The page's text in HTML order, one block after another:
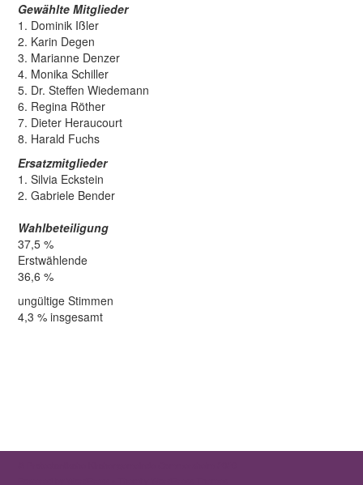
Gewählte Mitglieder
1. Dominik Ißler
2. Karin Degen
3. Marianne Denzer
4. Monika Schiller
5. Dr. Steffen Wiedemann
6. Regina Röther
7. Dieter Heraucourt
8. Harald Fuchs
Ersatzmitglieder
1. Silvia Eckstein
2. Gabriele Bender
Wahlbeteiligung
37,5 %
Erstwählende
36,6 %
ungültige Stimmen
4,3 % insgesamt